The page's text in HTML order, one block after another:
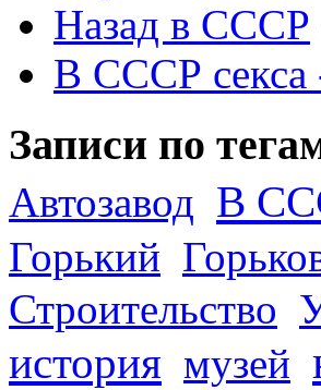
Назад в СССР
В СССР секса
Записи по
Автозавод В
Горький
Строительство
история музей